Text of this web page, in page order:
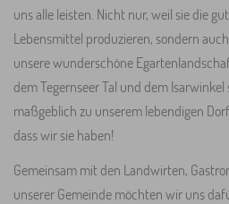
uns alle leisten. Nicht nur, weil sie die
Lebensmittel produzieren, sondern
unsere wunderschöne
dem Tegernseer Tal und dem
maßgeblich zu unserem lebendigen
dass wir sie haben!
Gemeinsam mit den Landwirten,
unserer Gemeinde möchten wir uns